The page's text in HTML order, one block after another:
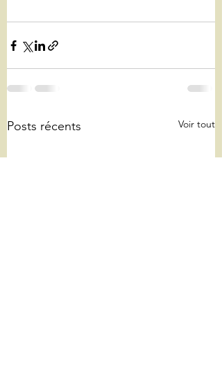
Posts récents Voir tout